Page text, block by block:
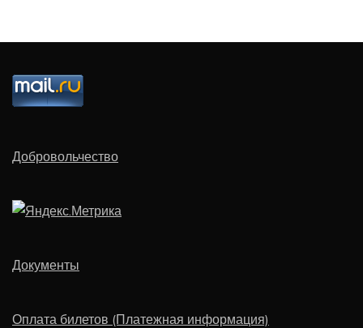
Добровольчество
Документы
Оплата билетов (Платежная информация)